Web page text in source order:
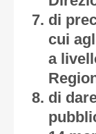
di
cui
a
di